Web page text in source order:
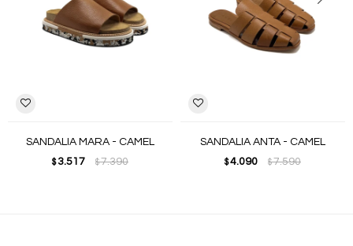
SANDALIA MARA - CAMEL
$3.517 $7.390
SANDALIA ANTA - CAMEL
$4.090 $7.590